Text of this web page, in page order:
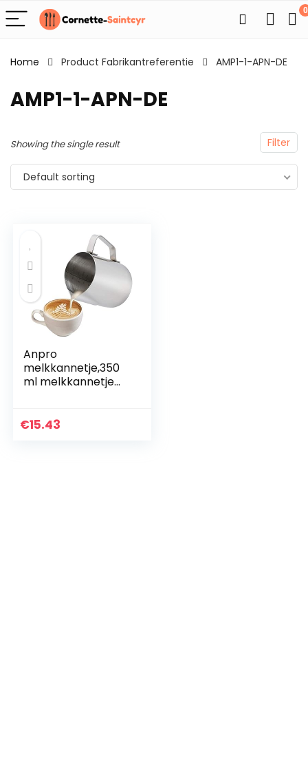
0
Home Product Fabrikantreferentie AMP1-1-APN-DE
AMP1-1-APN-DE
Filter
Showing the single result
Default sorting
Anpro
melkkannetje,350
ml melkkannetje
cappuccino,
€15.43